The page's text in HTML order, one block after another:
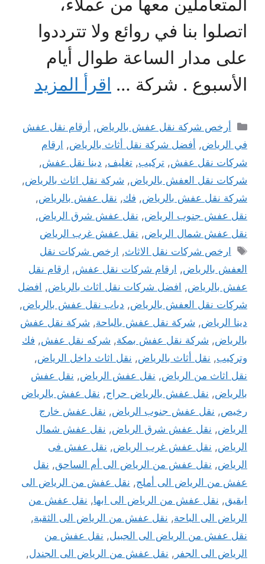
اتصلوا بنا في روائع ولا تترددوا
على مدار الساعة طوال أيام
الأسبوع . شركة … اقرأ المزيد
التصنيفات
أرخص شركة نقل عفش بالرياض, أرقام نقل عفش
في الرياض, أفضل شركة نقل أثاث بالرياض, ارقام
شركات نقل عفش, تركيب, تغليف, دينا نقل عفش,
شركات نقل العفش بالرياض, شركة نقل اثاث بالرياض,
شركة نقل عفش بالرياض, فك, نقل عفش بالرياض,
نقل عفش جنوب الرياض, نقل عفش شرق الرياض,
نقل عفش شمال الرياض, نقل عفش غرب الرياض
الوسوم
ارخص شركات نقل الاثاث, ارخص شركات نقل
العفش بالرياض, ارقام شركات نقل عفش, ارقام نقل
عفش بالرياض, افضل شركات نقل اثاث بالرياض, افضل
شركات نقل العفش بالرياض, دباب نقل عفش بالرياض,
دينا الرياض, شركة نقل عفش بالباحة, شركة نقل عفش
بالرياض, شركة نقل عفش بمكة, شركه نقل عفش, فك
وتركيب, نقل أثاث بالرياض, نقل اثاث داخل الرياض,
نقل اثاث من الرياض, نقل عفش الرياض, نقل عفش
بالرياض, نقل عفش بالرياض حراج, نقل عفش بالرياض
رخيص, نقل عفش جنوب الرياض, نقل عفش خارج
الرياض, نقل عفش شرق الرياض, نقل عفش شمال
الرياض, نقل عفش غرب الرياض, نقل عفش فى
الرياض, نقل عفش من الرياض الى أم الساحق, نقل
عفش من الرياض الى أملج, نقل عفش من الرياض الى
ابقيق, نقل عفش من الرياض الى ابها, نقل عفش من
الرياض الى الباحة, نقل عفش من الرياض الى الثقبة,
نقل عفش من الرياض الى الجبيل, نقل عفش من
الرياض الى الجفر , نقل عفش من الرياض الى الجندل,